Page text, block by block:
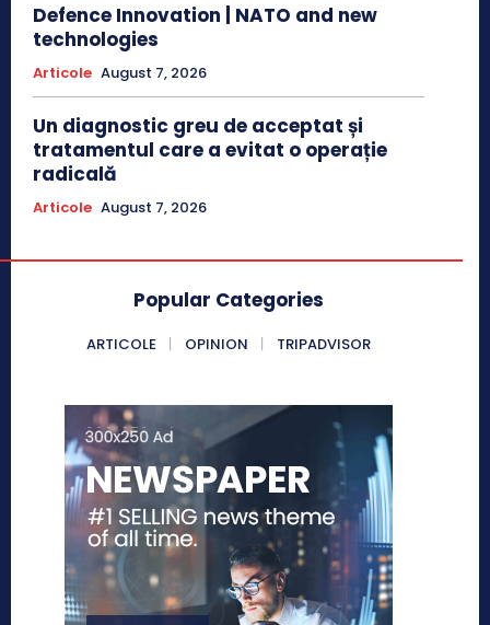
Defence Innovation | NATO and new
technologies
Articole August 7, 2026
Un diagnostic greu de acceptat și
tratamentul care a evitat o operație
radicală
Articole August 7, 2026
Popular Categories
ARTICOLE OPINION TRIPADVISOR